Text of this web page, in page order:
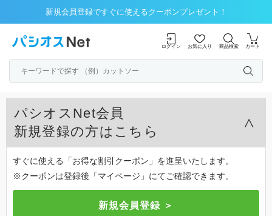
新規会員登録ですぐに使えるクーポンプレゼント！
ログイン お気に入り 商品検索 カート
パシオスNet会員
新規登録の方はこちら
すぐに使える「お得な割引クーポン」を進呈いたします。
※クーポンは登録後「マイページ」にてご確認できます。